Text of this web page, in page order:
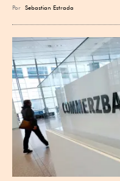
Por Sebastian Estrada